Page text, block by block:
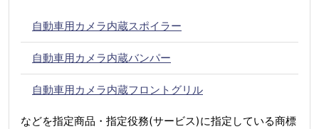
自動車用カメラ内蔵スポイラー
自動車用カメラ内蔵バンパー
自動車用カメラ内蔵フロントグリル
などを指定商品・指定役務(サービス)に指定している商標